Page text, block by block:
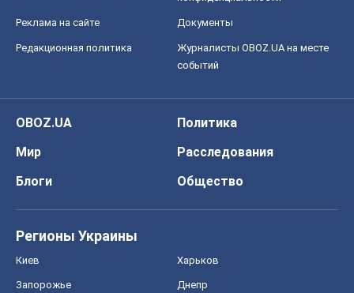
Реклама на сайте Документы
Редакционная политика
Журналисты OBOZ.UA на месте
событий
OBOZ.UA
Политика
Мир
Расследования
Блоги
Общество
Регионы Украины
Киев Харьков
Запорожье Днепр